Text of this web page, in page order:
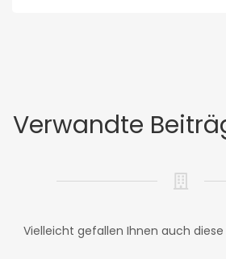
Verwandte
Vielleicht gefallen Ihnen auch